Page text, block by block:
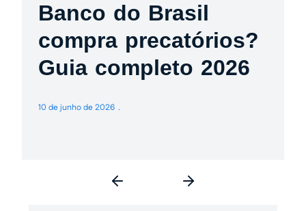
Banco do Brasil
compra precatórios?
Guia completo 2026
10 de junho de 2026